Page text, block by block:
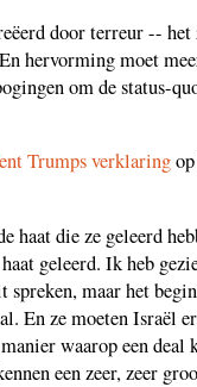
door terreur --
hervorming moet
om de status-
Trumps verklaring
haat die ze geleerd
geleerd. Ik heb
maar het
En ze moeten Israël
waarop een deal
een zeer, zeer